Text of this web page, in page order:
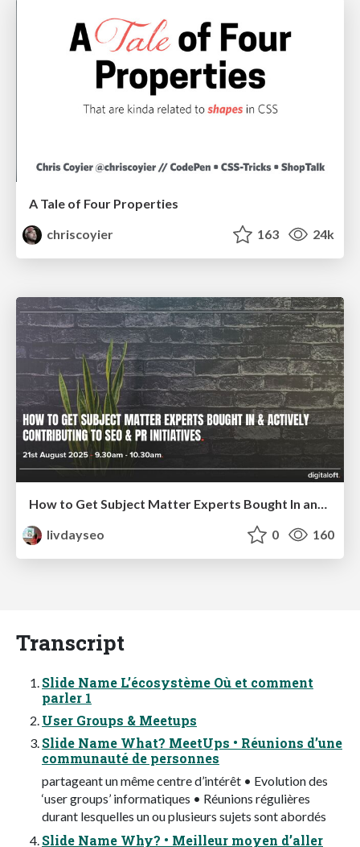
A Tale of Four Properties
chriscoyier
163 24k
livdayseo
0 160
Transcript
Slide Name L’écosystème Où et comment
parler 1
User Groups & Meetups
Slide Name What? MeetUps • Réunions d’une
communauté de personnes
partageant un même centre d’intérêt • Evolution des
‘user groups’ informatiques • Réunions régulières
durant lesquelles un ou plusieurs sujets sont abordés
Slide Name Why? • Meilleur moyen d’aller